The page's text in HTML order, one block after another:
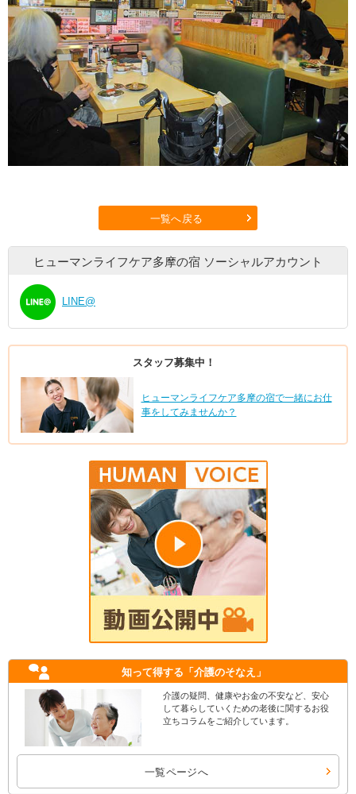
一覧へ戻る
ヒューマンライフケア多摩の宿 ソーシャルアカウント
LINE@
スタッフ募集中！
ヒューマンライフケア多摩の宿で一緒にお仕
事をしてみませんか？
知って得する 「介護のそなえ」
介護の疑問、健康やお金の不安など、安心
して暮らしていくための老後に関するお役
立ちコラムをご紹介しています。
一覧ページへ